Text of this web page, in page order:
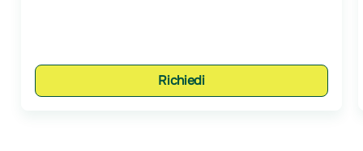
Richiedi